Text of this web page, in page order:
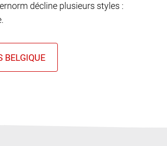
décline plusieurs styles :